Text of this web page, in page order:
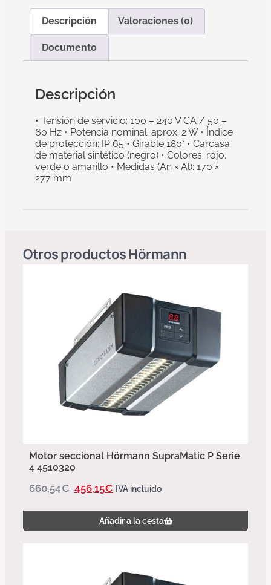
Descripción Valoraciones (0)
Documento
Descripción
• Tensión de servicio: 100 – 240 V CA / 50 –
60 Hz • Potencia nominal: aprox. 2 W • Índice
de protección: IP 65 • Girable 180° • Carcasa
de material sintético (negro) • Colores: rojo,
verde o amarillo • Medidas (An × Al): 170 ×
277 mm
Otros productosHörmann
Motor seccional Hörmann SupraMatic P Serie
4 4510320
660,54€ 456,15€ IVA incluido
Añadir a la cesta